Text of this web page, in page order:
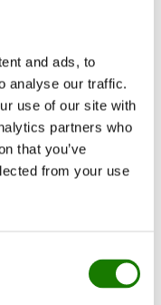
and ads, to
analyse our traffic.
use of our site with
partners who
that you’ve
from your use